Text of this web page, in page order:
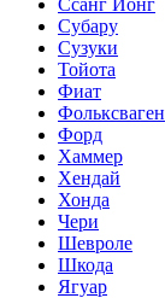
Ссанг Йонг
Субару
Сузуки
Тойота
Фиат
Фольксваген
Форд
Хаммер
Хендай
Хонда
Чери
Шевроле
Шкода
Ягуар